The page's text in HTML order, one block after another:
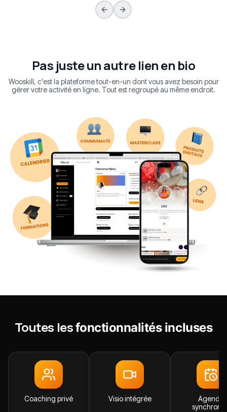
Pas juste un autre lien en bio
Wooskill, c'est la plateforme tout-en-un dont vous avez besoin pour
gérer votre activité en ligne. Tout est regroupé au même endroit.
Toutes lesfonctionnalités incluses
Coaching privé Visio intégrée
Agenda